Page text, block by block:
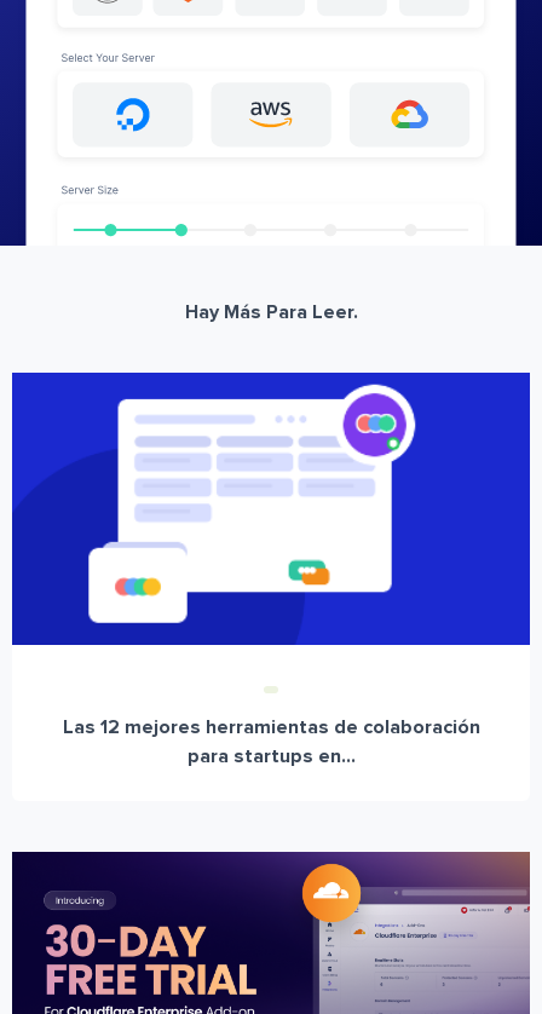
Hay Más Para Leer.
Las 12 mejores herramientas de colaboración
para startups en...